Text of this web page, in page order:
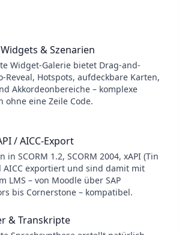
& Szenarien
Widget-Galerie bietet Drag-and-
Reveal, Hotspots, aufdeckbare Karten,
Akkordeonbereiche – komplexe
ohne eine Zeile Code.
/ AICC-Export
in SCORM 1.2, SCORM 2004, xAPI (Tin
AICC exportiert und sind damit mit
LMS – von Moodle über SAP
bis Cornerstone – kompatibel.
& Transkripte